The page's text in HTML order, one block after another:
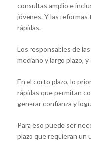
consultas amplio e
jóvenes. Y las
rápidas.
Los responsables de
mediano y largo plazo,
En el corto plazo, lo
rápidas que permitan
generar confianza y
Para eso puede ser
plazo que requieran un